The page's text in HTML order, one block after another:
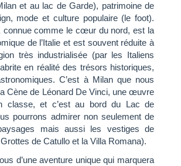
et au lac de Garde), patrimoine de
mode et culture populaire (le foot).
connue comme le cœur du nord, est la
de l’Italie et est souvent réduite à
très industrialisée (par les Italiens
en réalité des trésors historiques,
C’est à Milan que nous
Cène de Léonard De Vinci, une œuvre
classe, et c’est au bord du Lac de
pourrons admirer non seulement de
mais aussi les vestiges de
Grottes de Catullo et la Villa Romana).
d’une aventure unique qui marquera